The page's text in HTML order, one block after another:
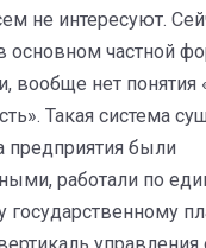
не интересуют.
основном частной
вообще нет понятия
Такая система
предприятия были
работали по
государственному